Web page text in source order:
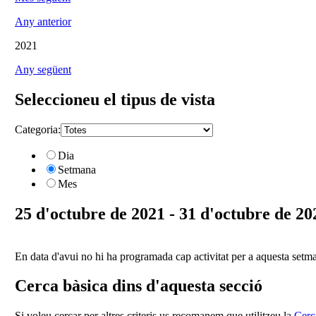
Any anterior
2021
Any següent
Seleccioneu el tipus de vista
Categoria:
Dia
Setmana
Mes
25 d'octubre de 2021 - 31 d'octubre de
En data d'avui no hi ha programada cap activitat per a aquesta
Cerca bàsica dins d'aquesta secció